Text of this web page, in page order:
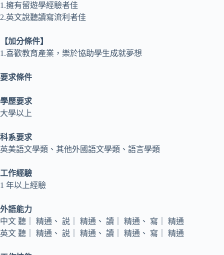
1.擁有留遊學經驗者佳
2.英文說聽讀寫流利者佳
【加分條件】
1.喜歡教育產業，樂於協助學生成就夢想
要求條件
學歷要求
大學以上
科系要求
英美語文學類、其他外國語文學類、語言學類
工作經驗
1 年以上經驗
外語能力
中文 聽｜ 精通、 説｜ 精通、 讀｜ 精通、 寫｜ 精通
英文 聽｜ 精通、 説｜ 精通、 讀｜ 精通、 寫｜ 精通